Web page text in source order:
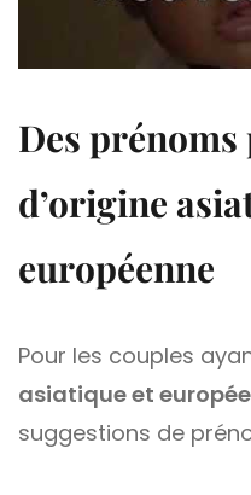
Des
d’origine
européenne
Pour les couples
asiatique et
suggestions de